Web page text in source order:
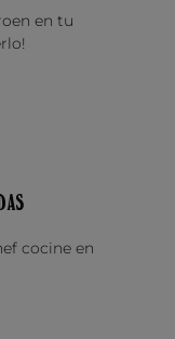
en tu
cocine en